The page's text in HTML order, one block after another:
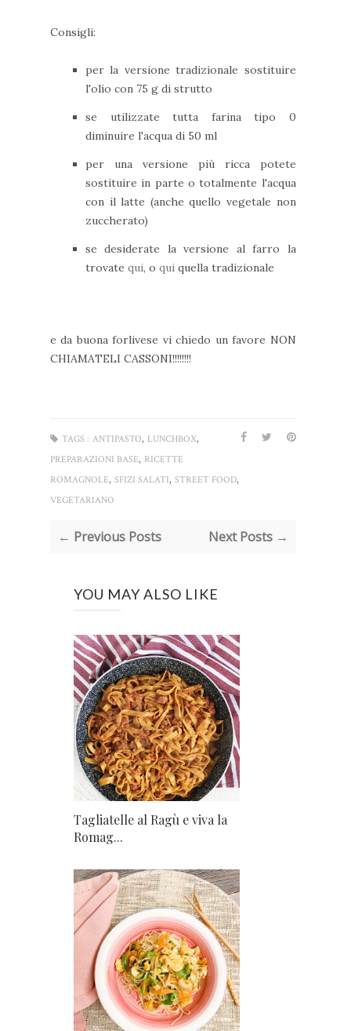
Consigli:
per la versione tradizionale sostituire
l'olio con 75 g di strutto
se utilizzate tutta farina tipo 0
diminuire l'acqua di 50 ml
per una versione più ricca potete
sostituire in parte o totalmente l'acqua
con il latte (anche quello vegetale non
zuccherato)
se desiderate la versione al farro la
trovate qui, o qui quella tradizionale
e da buona forlivese vi chiedo un favore NON
CHIAMATELI CASSONI!!!!!!!!
TAGS : ANTIPASTO, LUNCHBOX,
PREPARAZIONI BASE, RICETTE
ROMAGNOLE, SFIZI SALATI, STREET FOOD,
VEGETARIANO
← Previous Posts Next Posts →
YOU MAY ALSO LIKE
Tagliatelle al Ragù e viva la
Romag...